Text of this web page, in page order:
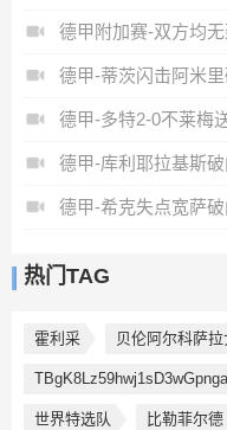
德甲附加赛-双方均
德甲-蒂茨闪击阿米
德甲-库利耶拉基斯
德甲-希克失点宽萨
热门TAG
霍利采 贝伦阿尔科萨
世界特选队 比勒菲尔德